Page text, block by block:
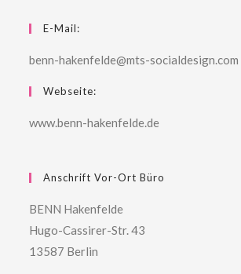
E-Mail:
benn-hakenfelde@mts-socialdesign.com
Webseite:
www.benn-hakenfelde.de
Anschrift Vor-Ort Büro
BENN Hakenfelde
Hugo-Cassirer-Str. 43
13587 Berlin